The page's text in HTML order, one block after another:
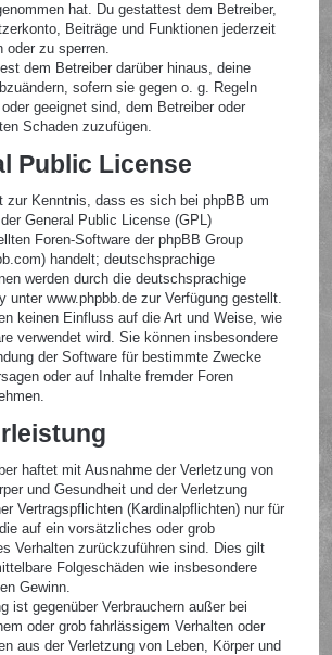
hat. Du gestattest dem Betreiber,
Beiträge und Funktionen jederzeit
oder zu sperren.
dem Betreiber darüber hinaus, deine
sofern sie gegen o. g. Regeln
geeignet sind, dem Betreiber oder
Schaden zuzufügen.
Public License
zur Kenntnis, dass es sich bei phpBB um
General Public License (GPL)
Foren-Software der phpBB Group
handelt; deutschsprachige
werden durch die deutschsprachige
unter www.phpbb.de zur Verfügung gestellt.
keinen Einfluss auf die Art und Weise, wie
verwendet wird. Sie können insbesondere
der Software für bestimmte Zwecke
oder auf Inhalte fremder Foren
haftet mit Ausnahme der Verletzung von
und Gesundheit und der Verletzung
Vertragspflichten (Kardinalpflichten) nur für
auf ein vorsätzliches oder grob
Verhalten zurückzuführen sind. Dies gilt
Folgeschäden wie insbesondere
Gewinn.
ist gegenüber Verbrauchern außer bei
oder grob fahrlässigem Verhalten oder
aus der Verletzung von Leben, Körper und